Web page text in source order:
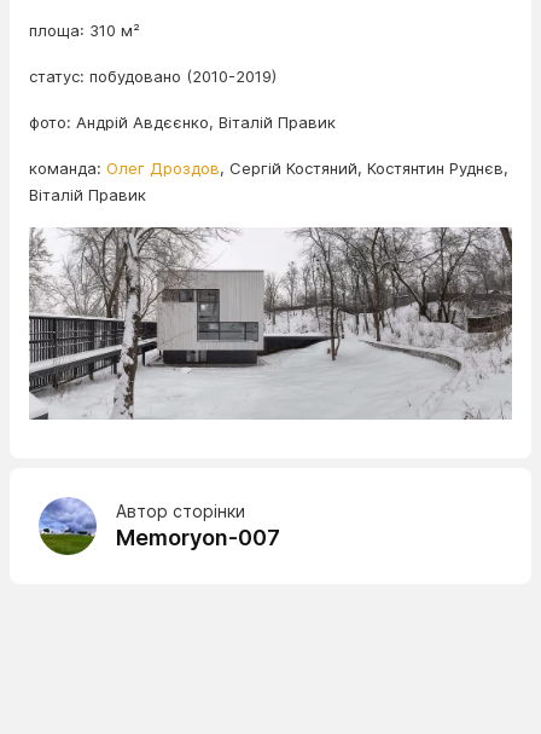
площа: 310 м²
статус: побудовано (2010-2019)
фото: Андрій Авдєєнко, Віталій Правик
команда: Олег Дроздов, Сергій Костяний, Костянтин Руднєв,
Віталій Правик
Автор сторінки
Memoryon-007